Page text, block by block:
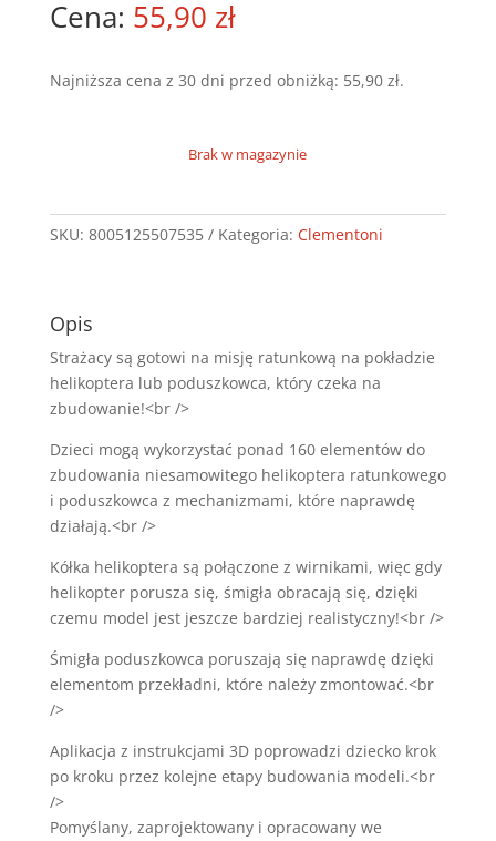
55,90 zł
Najniższa cena z 30 dni przed obniżką: 55,90 zł.
Brak w magazynie
SKU: 8005125507535 Kategoria: Clementoni
Opis
Strażacy są gotowi na misję ratunkową na pokładzie
helikoptera lub poduszkowca, który czeka na
zbudowanie!<br />
Dzieci mogą wykorzystać ponad 160 elementów do
zbudowania niesamowitego helikoptera ratunkowego
i poduszkowca z mechanizmami, które naprawdę
działają.<br />
Kółka helikoptera są połączone z wirnikami, więc gdy
helikopter porusza się, śmigła obracają się, dzięki
czemu model jest jeszcze bardziej realistyczny!<br />
Śmigła poduszkowca poruszają się naprawdę dzięki
elementom przekładni, które należy zmontować.<br
/>
Aplikacja z instrukcjami 3D poprowadzi dziecko krok
po kroku przez kolejne etapy budowania modeli.<br
/>
Pomyślany, zaprojektowany i opracowany we